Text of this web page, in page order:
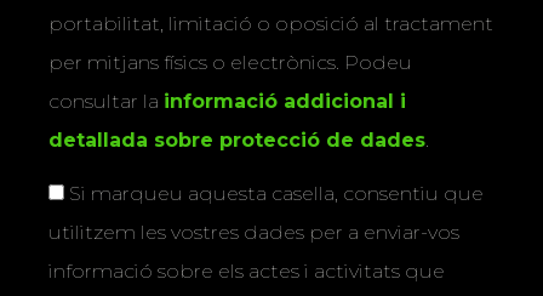
portabilitat, limitació o oposició al tractament
per mitjans físics o electrònics. Podeu
consultar la informació addicional i
detallada sobre protecció de dades
Si marqueu aquesta casella, consentiu que
utilitzem les vostres dades per a enviar-vos
informació sobre els actes i activitats que